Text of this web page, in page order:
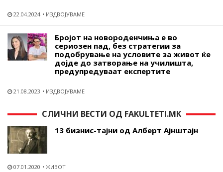
22.04.2024 ИЗДВОЈУВАМЕ
Бројот на новороденчиња е во
сериозен пад, без стратегии за
подобрување на условите за живот ќе
дојде до затворање на училишта,
предупредуваат експертите
21.08.2023 ИЗДВОЈУВАМЕ
СЛИЧНИ ВЕСТИ ОД FAKULTETI.MK
13 бизнис-тајни oд Алберт Ајнштајн
07.01.2020 ЖИВОТ